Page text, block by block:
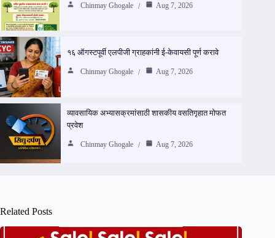
Chinmay Ghogale Aug 7, 2026
१६ ऑगस्टपूर्वी एलपीजी ग्राहकांनी ई-केवायसी पूर्ण करावे
Chinmay Ghogale Aug 7, 2026
व्यावसायिक अभ्यासक्रमांसाठी शासकीय वसतिगृहात मोफत
प्रवेश
Chinmay Ghogale Aug 7, 2026
Related Posts